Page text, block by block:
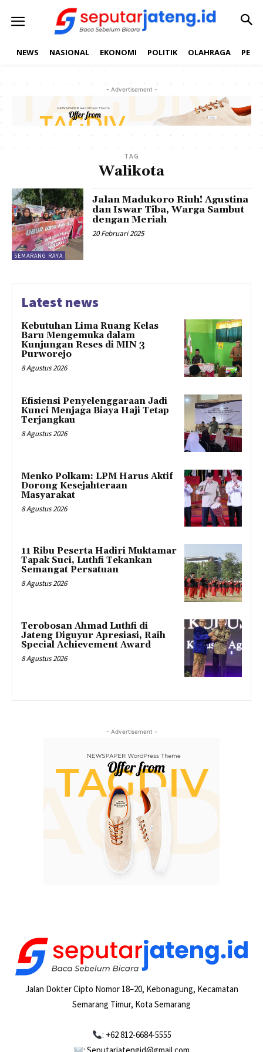
NEWS NASIONAL EKONOMI POLITIK OLAHRAGA
- Advertisement -
TAG
Walikota
SEMARANG RAYA
Jalan Madukoro Riuh! Agustina
dan Iswar Tiba, Warga Sambut
dengan Meriah
20 Februari 2025
Latest news
Kebutuhan Lima Ruang Kelas
Baru Mengemuka dalam
Kunjungan Reses di MIN 3
Purworejo
8 Agustus 2026
Efisiensi Penyelenggaraan Jadi
Kunci Menjaga Biaya Haji Tetap
Terjangkau
8 Agustus 2026
Menko Polkam: LPM Harus Aktif
Dorong Kesejahteraan
Masyarakat
8 Agustus 2026
11 Ribu Peserta Hadiri Muktamar
Tapak Suci, Luthfi Tekankan
Semangat Persatuan
8 Agustus 2026
Terobosan Ahmad Luthfi di
Jateng Diguyur Apresiasi, Raih
Special Achievement Award
8 Agustus 2026
- Advertisement -
Jalan Dokter Cipto Nomor 18–20, Kebonagung, Kecamatan
Semarang Timur, Kota Semarang
: +62 812-6684-5555